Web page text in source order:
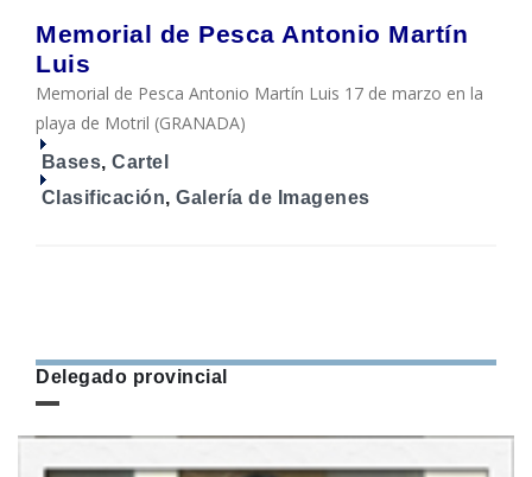
Memorial de Pesca Antonio Martín
Luis
Memorial de Pesca Antonio Martín Luis 17 de marzo en la
playa de Motril (GRANADA)
Bases, Cartel
Clasificación, Galería de Imagenes
Delegado provincial